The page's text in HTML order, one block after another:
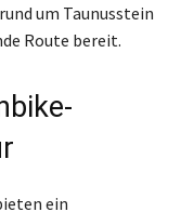
um Taunusstein
Route bereit.
ein